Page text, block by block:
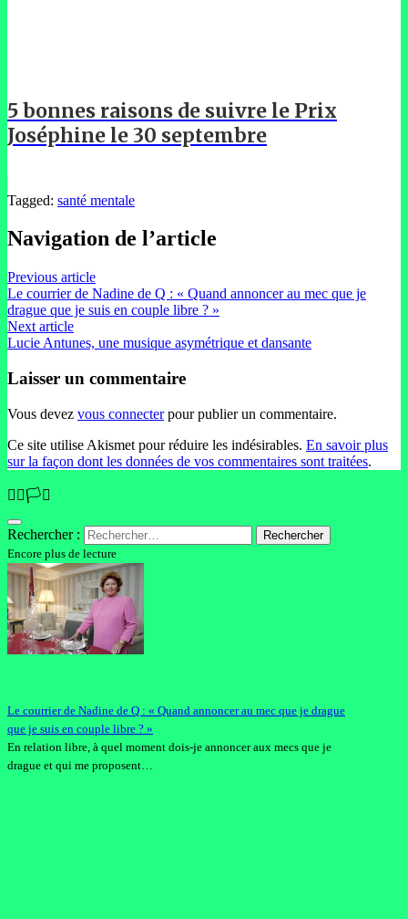
5 bonnes raisons de suivre le Prix
Joséphine le 30 septembre
Tagged: santé mentale
Navigation de l’article
Previous article
Le courrier de Nadine de Q : « Quand annoncer au mec que je
drague que je suis en couple libre ? »
Next article
Lucie Antunes, une musique asymétrique et dansante
Laisser un commentaire
Vous devez vous connecterpour publier un commentaire.
Ce site utilise Akismet pour réduire les indésirables. En savoir plus
sur la façon dont les données de vos commentaires sont traitées.
🏳️‍🌈🏳️‍⚧️
Rechercher :
Encore plus de lecture
Le courrier de Nadine de Q : « Quand annoncer au mec que je drague
que je suis en couple libre ? »
En relation libre, à quel moment dois-je annoncer aux mecs que je
drague et qui me proposent…